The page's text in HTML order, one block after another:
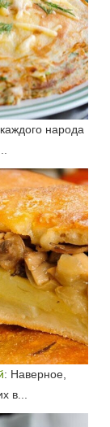
народа
: Наверное,
в...